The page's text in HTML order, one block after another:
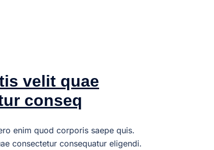
velit quae
conseq
enim quod corporis saepe quis.
consectetur consequatur eligendi.